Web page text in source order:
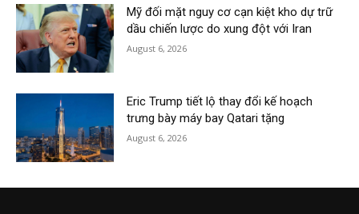
Mỹ đối mặt nguy cơ cạn kiệt kho dự trữ
dầu chiến lược do xung đột với Iran
August 6, 2026
Eric Trump tiết lộ thay đổi kế hoạch
trưng bày máy bay Qatari tặng
August 6, 2026